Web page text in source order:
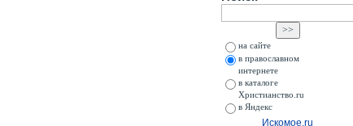
на сайте
в православном
интернете
в каталоге
Христианство.ru
в Яндекс
Искомое.ru